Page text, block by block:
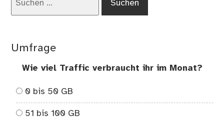
Umfrage
Wie viel Traffic verbraucht ihr im Monat?
0 bis 50 GB
51 bis 100 GB